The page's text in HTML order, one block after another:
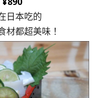
日本吃的
材都超美味！